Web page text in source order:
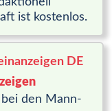
ist kostenlos.
bei den Mann­